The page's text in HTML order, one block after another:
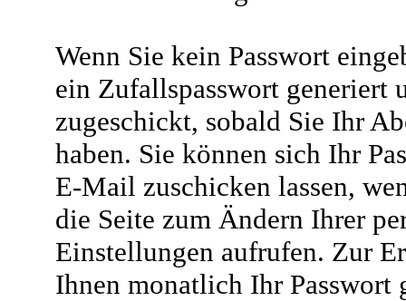
Wenn Sie kein Passwort
ein Zufallspasswort generiert
zugeschickt, sobald Sie Ihr
haben. Sie können sich Ihr
E-Mail zuschicken lassen,
die Seite zum Ändern Ihrer
Einstellungen aufrufen. Zur
Ihnen monatlich Ihr Passwort